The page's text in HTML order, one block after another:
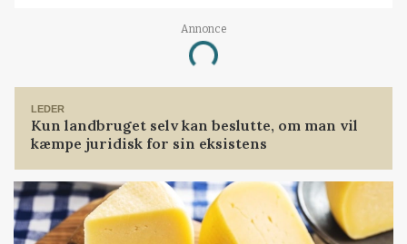
Annonce
Loading...
LEDER
Kun landbruget selv kan beslutte, om man vil
kæmpe juridisk for sin eksistens